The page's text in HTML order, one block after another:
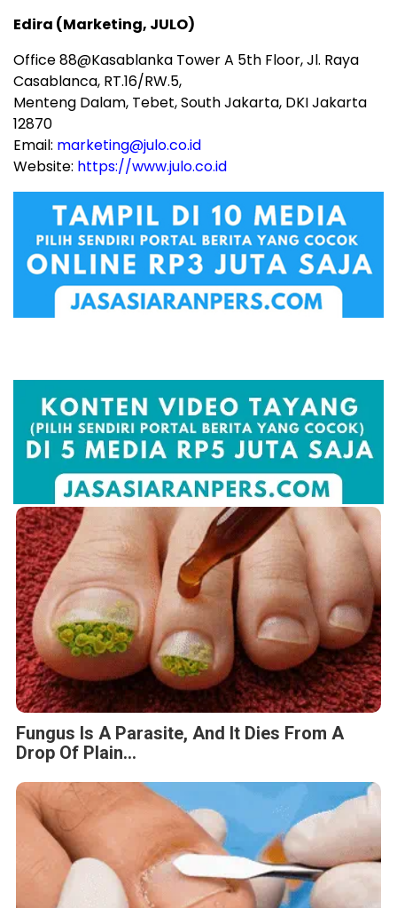
Edira (Marketing, JULO)
Office 88@Kasablanka Tower A 5th Floor, Jl. Raya
Casablanca, RT.16/RW.5,
Menteng Dalam, Tebet, South Jakarta, DKI Jakarta
12870
Email: marketing@julo.co.id
Website: https://www.julo.co.id
Fungus Is A Parasite, And It Dies From A
Drop Of Plain...